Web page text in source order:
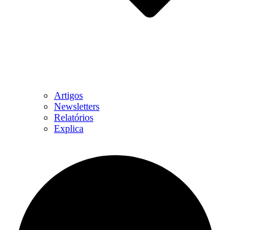
Artigos
Newsletters
Relatórios
Explica